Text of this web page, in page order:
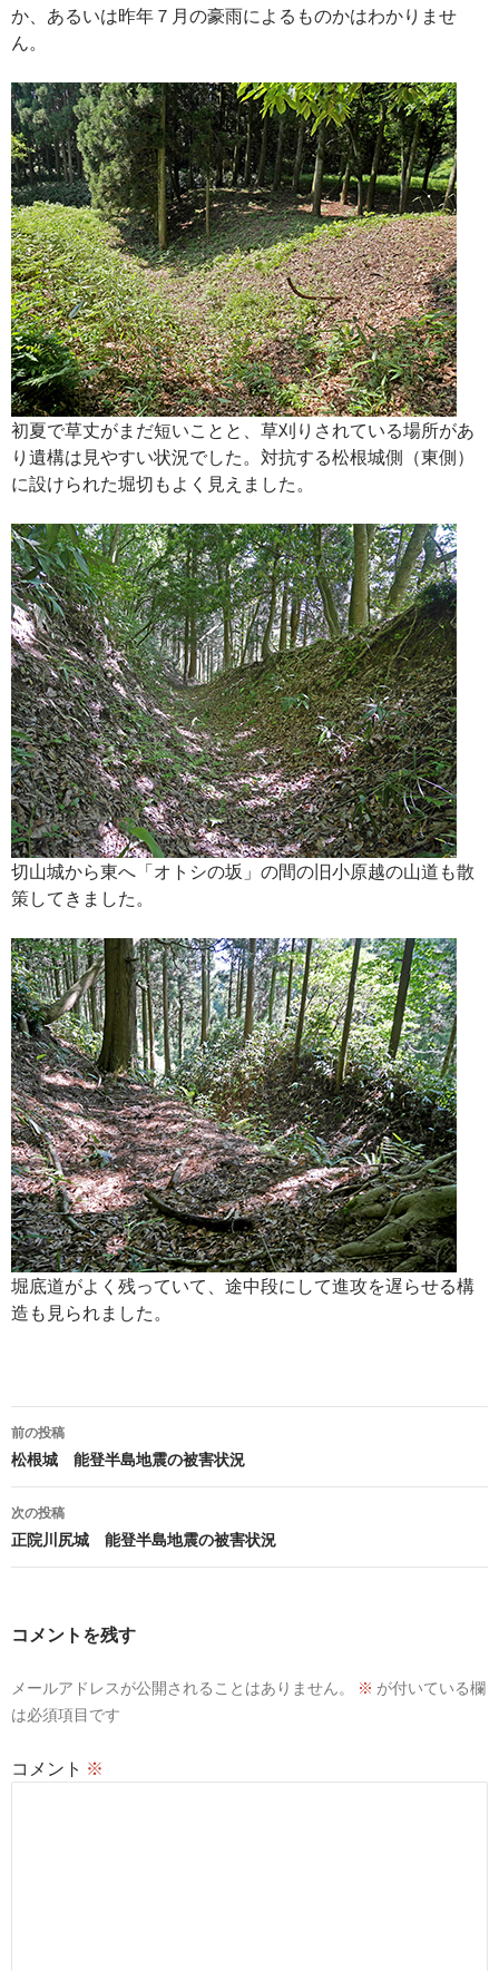
か、あるいは昨年７月の豪雨によるものかはわかりませ
ん。
初夏で草丈がまだ短いことと、草刈りされている場所があ
り遺構は見やすい状況でした。対抗する松根城側（東側）
に設けられた堀切もよく見えました。
切山城から東へ「オトシの坂」の間の旧小原越の山道も散
策してきました。
堀底道がよく残っていて、途中段にして進攻を遅らせる構
造も見られました。
投
稿
ナ
ビ
ゲ
ョ
前の投稿
松根城 能登半島地震の被害状況
次の投稿
正院川尻城 能登半島地震の被害状況
コメントを残す
メールアドレスが公開されることはありません。 ※ が付いている欄
は必須項目です
コメント ※